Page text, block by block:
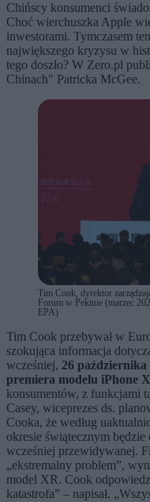
Chińscy konsumenci
Choć wierchuszka Apple
inwestorami. Tymczasem
największego kryzysu w
tego doszło? W Zero.pl
Chinach" Patricka McGee.
Tim Cook, dyrektor
Forum w Pekinie (marzec
EPA)
Tim Cook przebywał w
szokująca informacja
wcześniej, 26 października
premiera modelu iPhone
konsumentów, z funkcjami
Casey, wiceprezes ds.
Cooka, że według
okresie świątecznym
wcześniej przewidywanej.
„ekstremalny problem”,
model XR. Cook
katastrofa” – napisał.